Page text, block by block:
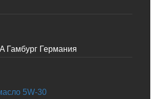
Гамбург Германия
5W-30